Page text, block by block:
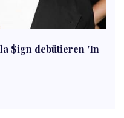
$ign debütieren 'In